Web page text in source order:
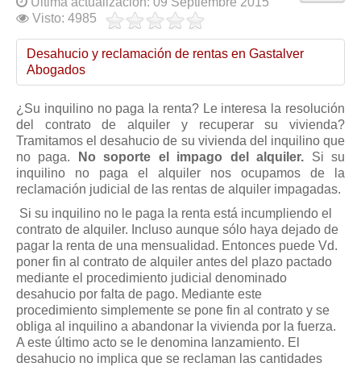
Requerimientos y comunicaciones
Formularios sobre Propiedad Horizontal
Modelos de Convocatoria de Junta de Propietarios
Requerimientos y comunicaciones
Legislación
Legislación sobre Arrendamientos Urbanos
Legislación sobre la Comunidad de Propietarios
Legislación sobre Adquisición de Vivienda en Propiedad
Legislación de interés práctico
Diccionario
Usuario
Entrar / Salir
Visto: 4985
Desahucio y reclamación de rentas en Gastalver
Abogados
¿Su inquilino no paga la renta? Le interesa la resolución
del contrato de alquiler y recuperar su vivienda?
Tramitamos el desahucio de su vivienda del inquilino que
no paga.
No soporte el impago del alquiler. Si su
inquilino no paga el alquiler nos ocupamos de la
reclamación judicial de las rentas de alquiler impagadas.
Si su inquilino no le paga la renta está incumpliendo el
contrato de alquiler. Incluso aunque sólo haya dejado de
pagar la renta de una mensualidad. Entonces puede Vd.
poner fin al contrato de alquiler antes del plazo pactado
mediante el procedimiento judicial denominado
desahucio por falta de pago. Mediante este
procedimiento simplemente se pone fin al contrato y se
obliga al inquilino a abandonar la vivienda por la fuerza.
A este último acto se le denomina lanzamiento. El
desahucio no implica que se reclaman las cantidades